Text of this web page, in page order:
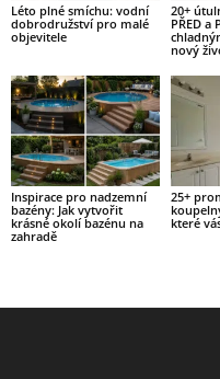
Léto plné smíchu: vodní
dobrodružství pro malé
objevitele
20+
PŘED a
nový
Inspirace pro nadzemní
bazény: Jak vytvořit
krásné okolí bazénu na
zahradě
25+
které